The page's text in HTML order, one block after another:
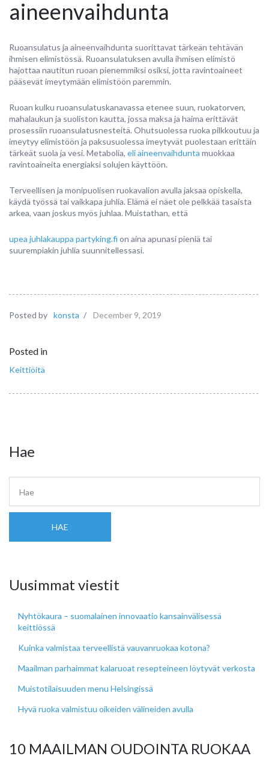
aineenvaihdunta
Ruoansulatus ja aineenvaihdunta suorittavat tärkeän tehtävän
ihmisen elimistössä. Ruoansulatuksen avulla ihmisen elimistö
hajottaa nautitun ruoan pienemmiksi osiksi, jotta ravintoaineet
pääsevät imeytymään elimistöön paremmin.
Ruoan kulku ruoansulatuskanavassa etenee suun, ruokatorven,
mahalaukun ja suoliston kautta, jossa maksa ja haima erittävät
prosessiin ruoansulatusnesteitä. Ohutsuolessa ruoka pilkkoutuu ja
imeytyy elimistöön ja paksusuolessa imeytyvät puolestaan erittäin
tärkeät suola ja vesi. Metabolia, eli aineenvaihdunta muokkaa
ravintoaineita energiaksi solujen käyttöön.
Terveellisen ja monipuolisen ruokavalion avulla jaksaa opiskella,
käydä työssä tai vaikkapa juhlia. Elämä ei näet ole pelkkää tasaista
arkea, vaan joskus myös juhlaa. Muistathan, että
upea juhlakauppa partyking.fi on aina apunasi pieniä tai
suurempiakin juhlia suunnitellessasi.
Posted by konsta / December 9, 2019
Posted in
Keittiöitä
Hae
HAE
Uusimmat viestit
Nyhtökaura – suomalainen innovaatio kansainvälisessä
keittiössä
Kuinka valmistaa terveellistä vauvanruokaa kotona?
Maailman parhaimmat kalaruoat resepteineen löytyvät verkosta
Muistotilaisuuden menu Helsingissä
Hyvä ruoka valmistuu oikeiden välineiden avulla
10 MAAILMAN OUDOINTA RUOKAA